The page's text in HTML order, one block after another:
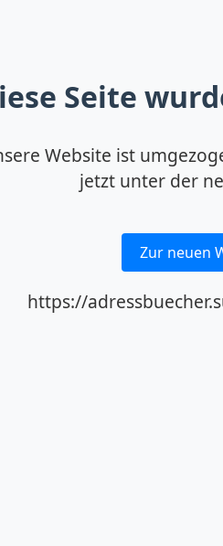
Seite
Website ist
jetzt unter der
Zur neuen
https://